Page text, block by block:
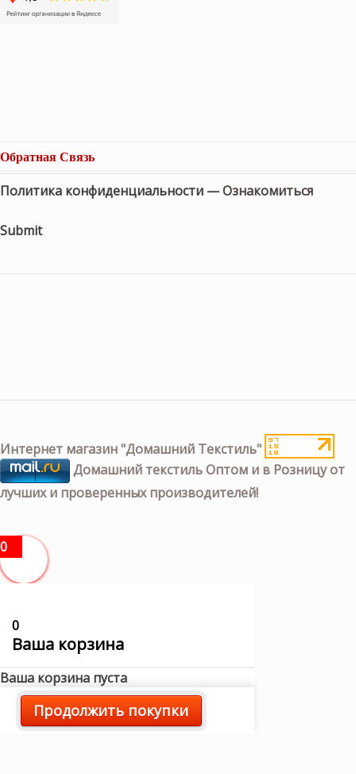
Обратная Связь
Политика конфиденциальности —Ознакомиться
Submit
Интернет магазин "Домашний Текстиль"
Домашний текстиль Оптом и в Розницу от
лучших и проверенных производителей!
0
0
Ваша корзина
Ваша корзина пуста
Продолжить покупки